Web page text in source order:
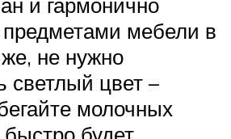
предметами мебели в
не нужно
светлый цвет –
молочных
быстро будет